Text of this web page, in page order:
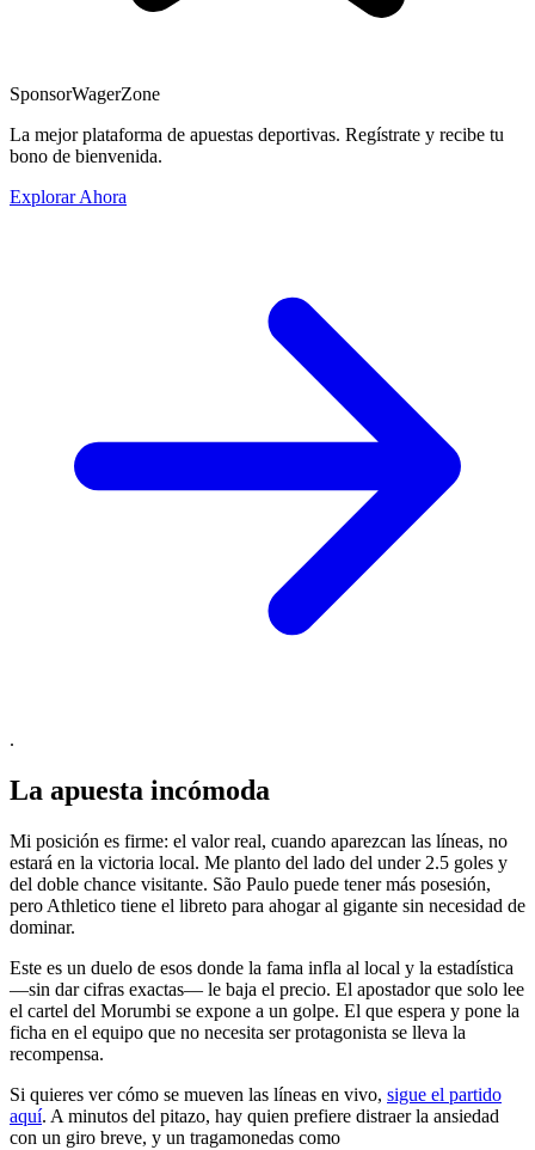
SponsorWagerZone
La mejor plataforma de apuestas deportivas. Regístrate y recibe tu
bono de bienvenida.
Explorar Ahora
.
La apuesta incómoda
Mi posición es firme: el valor real, cuando aparezcan las líneas, no
estará en la victoria local. Me planto del lado del under 2.5 goles y
del doble chance visitante. São Paulo puede tener más posesión,
pero Athletico tiene el libreto para ahogar al gigante sin necesidad de
dominar.
Este es un duelo de esos donde la fama infla al local y la estadística
—sin dar cifras exactas— le baja el precio. El apostador que solo lee
el cartel del Morumbi se expone a un golpe. El que espera y pone la
ficha en el equipo que no necesita ser protagonista se lleva la
recompensa.
Si quieres ver cómo se mueven las líneas en vivo, sigue el partido
aquí. A minutos del pitazo, hay quien prefiere distraer la ansiedad
con un giro breve, y un tragamonedas como